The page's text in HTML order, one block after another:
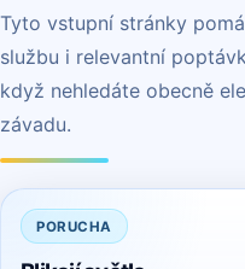
Tyto vstupní stránky
službu i relevantní
když nehledáte obecně
závadu.
PORUCHA